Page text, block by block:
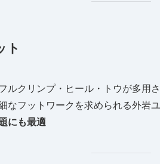
ト
ルクリンプ・ヒール・トウが多用
なフットワークを求められる外岩
にも最適